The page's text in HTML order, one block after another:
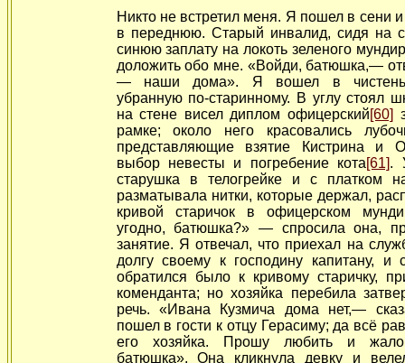
Никто не встретил меня. Я пошел в сени
в переднюю. Старый инвалид, сидя на
синюю заплату на локоть зеленого
доложить обо мне. «Войди, батюшка,—
— наши дома». Я вошел в
убранную по-старинному. В углу стоял
на стене висел диплом офицерский[60]
рамке; около него красовались
представляющие взятие Кистрина и
выбор невесты и погребение кота[61].
старушка в телогрейке и с платком
разматывала нитки, которые держал,
кривой старичок в офицерском
угодно, батюшка?» — спросила она,
занятие. Я отвечал, что приехал на
долгу своему к господину капитану, и
обратился было к кривому старичку,
коменданта; но хозяйка перебила
речь. «Ивана Кузмича дома нет,—
пошел в гости к отцу Герасиму; да всё
его хозяйка. Прошу любить и
батюшка». Она кликнула девку и